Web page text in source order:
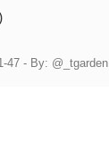
47 - By: @_tgarden